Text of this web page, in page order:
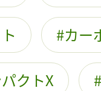
カー
クトX